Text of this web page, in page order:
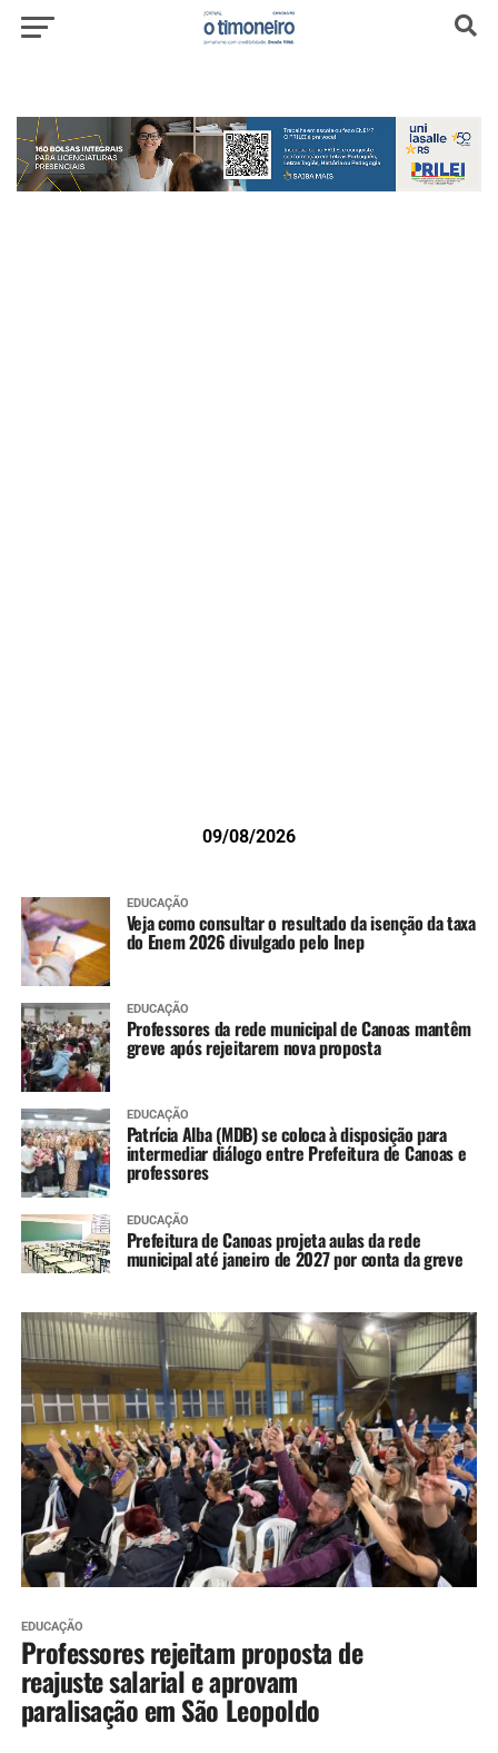
09/08/2026
EDUCAÇÃO
Veja como consultar o resultado da isenção da taxa
do Enem 2026 divulgado pelo Inep
EDUCAÇÃO
Professores da rede municipal de Canoas mantêm
greve após rejeitarem nova proposta
EDUCAÇÃO
Patrícia Alba (MDB) se coloca à disposição para
intermediar diálogo entre Prefeitura de Canoas e
professores
EDUCAÇÃO
Prefeitura de Canoas projeta aulas da rede
municipal até janeiro de 2027 por conta da greve
EDUCAÇÃO
Professores rejeitam proposta de
reajuste salarial e aprovam
paralisação em São Leopoldo